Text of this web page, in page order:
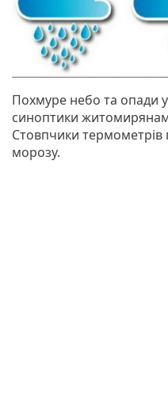
Похмуре небо та опади у
синоптики
Стовпчики термометрів
морозу.